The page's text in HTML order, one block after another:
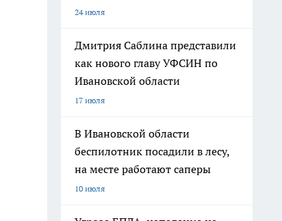
24 июля
Дмитрия Саблина представили
как нового главу УФСИН по
Ивановской области
17 июля
В Ивановской области
беспилотник посадили в лесу,
на месте работают саперы
10 июля